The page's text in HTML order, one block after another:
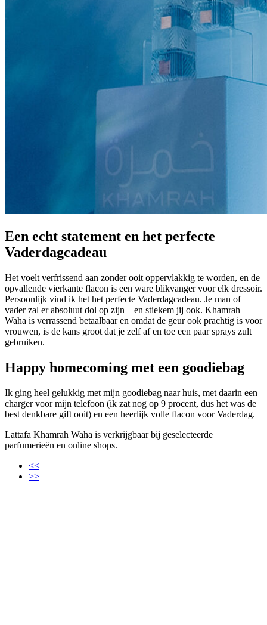
Een echt statement en het perfecte
Vaderdagcadeau
Het voelt verfrissend aan zonder ooit oppervlakkig te worden, en de
opvallende vierkante flacon is een ware blikvanger voor elk dressoir.
Persoonlijk vind ik het het perfecte Vaderdagcadeau. Je man of
vader zal er absoluut dol op zijn – en stiekem jij ook. Khamrah
Waha is verrassend betaalbaar en omdat de geur ook prachtig is voor
vrouwen, is de kans groot dat je zelf af en toe een paar sprays zult
gebruiken.
Happy homecoming met een goodiebag
Ik ging heel gelukkig met mijn goodiebag naar huis, met daarin een
charger voor mijn telefoon (ik zat nog op 9 procent, dus het was de
best denkbare gift ooit) en een heerlijk volle flacon voor Vaderdag.
Lattafa Khamrah Waha is verkrijgbaar bij geselecteerde
parfumerieën en online shops.
<<
>>